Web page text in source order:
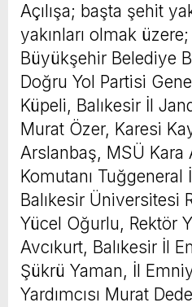
Açılışa; başta şehit
yakınları olmak
Büyükşehir Belediye
Doğru Yol Partisi
Küpeli, Balıkesir İl
Murat Özer, Karesi
Arslanbaş, MSÜ Kara
Komutanı Tuğgeneral
Balıkesir Üniversitesi
Yücel Oğurlu, Rektör
Avcıkurt, Balıkesir İl
Şükrü Yaman, İl
Yardımcısı Murat